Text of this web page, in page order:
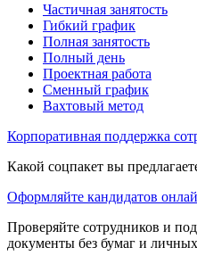
Частичная занятость
Гибкий график
Полная занятость
Полный день
Проектная работа
Сменный график
Вахтовый метод
Корпоративная поддержка
Какой соцпакет вы
Оформляйте кандидатов
Проверяйте сотрудников и
документы без бумаг и